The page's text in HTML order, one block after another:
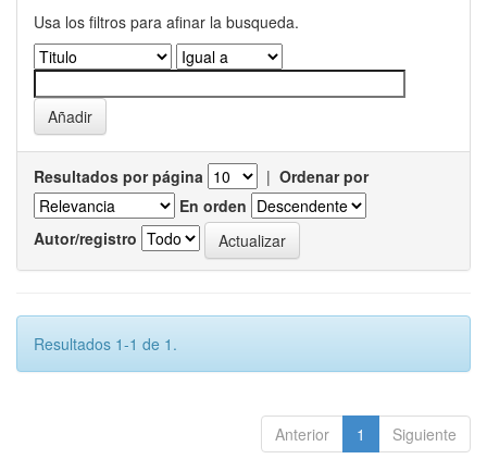
Usa los filtros para afinar la busqueda.
Resultados por página | Ordenar por
En orden
Autor/registro
Resultados 1-1 de 1.
Anterior 1 Siguiente